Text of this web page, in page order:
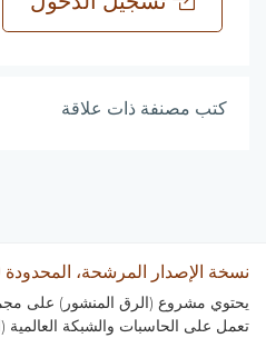
كتب مصنفة ذات علاقة
نسخة الإصدار المرشحة، المحدودة v0.9
يحتوي مشروع (الرق المنشور) على
تعمل على الحاسبات والشبكة العالمية